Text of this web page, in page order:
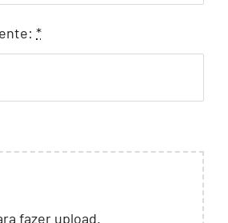
*
fazer upload.